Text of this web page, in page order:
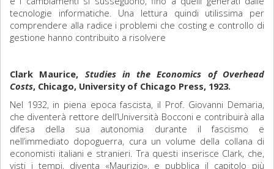
tecnologie informatiche. Una lettura quindi utilissima per
comprendere alla radice i problemi che costing e controllo di
gestione hanno contribuito a risolvere
Clark Maurice, Studies in the Economics of Overhead
Costs, Chicago, University of Chicago Press, 1923.
Nel 1932, in piena epoca fascista, il Prof. Giovanni Demaria,
che diventerà rettore dell’Università Bocconi e contribuirà alla
difesa della sua autonomia durante il fascismo e
nell’immediato dopoguerra, cura un volume della collana di
economisti italiani e stranieri. Tra questi inserisce Clark, che,
visti i tempi, diventa «Maurizio», e pubblica il capitolo più